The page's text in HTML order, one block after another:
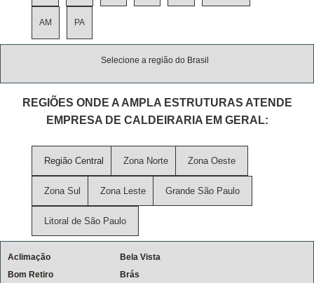
AM PA
Selecione a região do Brasil
REGIÕES ONDE A AMPLA ESTRUTURAS ATENDE
EMPRESA DE CALDEIRARIA EM GERAL:
Região Central Zona Norte Zona Oeste
Zona Sul Zona Leste Grande São Paulo
Litoral de São Paulo
Aclimação
Bela Vista
Bom Retiro
Brás